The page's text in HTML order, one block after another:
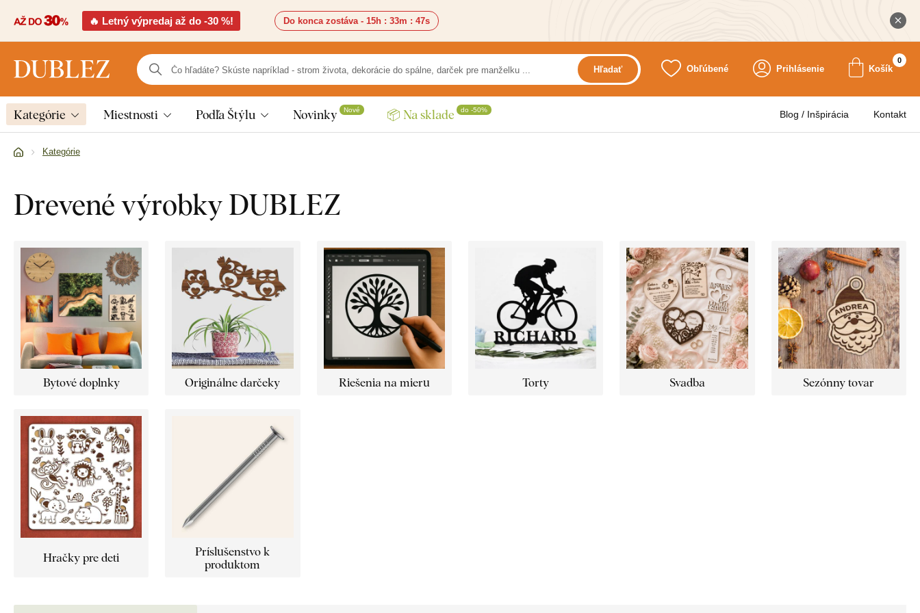
🔥 Letný výpredaj až do -30 %! Do konca zostáva - 15h : 33m : 46s
Hľadať Obľúbené Prihlásenie Košík
0
Kategórie Miestnosti Podľa Štýlu Novinky Nové 📦 Na sklade do -50% Blog / Inšpirácia Kontakt
Kategórie
Drevené výrobky DUBLEZ
Bytové doplnky Originálne darčeky Riešenia na mieru Torty Svadba Sezónny tovar
Hračky pre deti
Príslušenstvo k
produktom